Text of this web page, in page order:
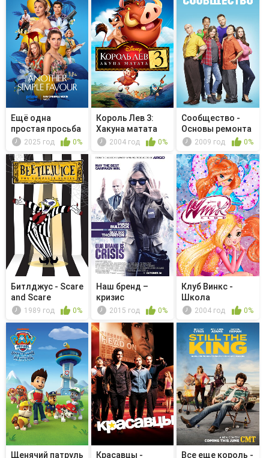
Ещё одна
простая просьба
2025 год 0%
Король Лев 3:
Хакуна матата
2004 год 0%
Сообщество -
Основы ремонта
автофурго...
2009 год 0%
Битлджус - Scare
and Scare
Alike/Spoo...
1989 год 0%
Наш бренд –
кризис
2015 год 0%
Клуб Винкс -
Школа
волшебниц -
2004 год 0%
Щенячий патруль Красавцы - Все еще король -